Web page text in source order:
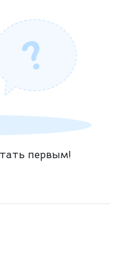
первым!